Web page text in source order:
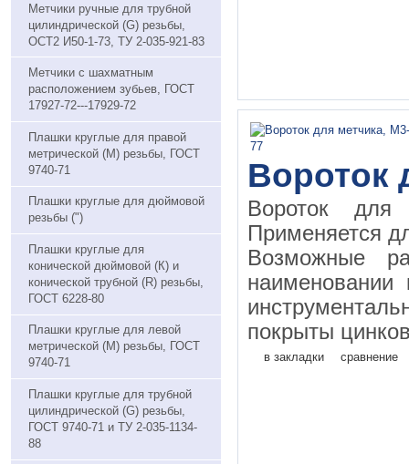
Метчики ручные для трубной
цилиндрической (G) резьбы,
ОСТ2 И50-1-73, ТУ 2-035-921-83
Метчики с шахматным
расположением зубьев, ГОСТ
17927-72---17929-72
Плaшки круглые для правой
метрической (М) резьбы, ГОСТ
9740-71
Плашки круглые для дюймовой
резьбы (")
Плашки круглые для
конической дюймовой (К) и
конической трубной (R) резьбы,
ГОСТ 6228-80
Плашки круглые для левой
метрической (М) резьбы, ГОСТ
9740-71
Плашки круглые для трубной
цилиндрической (G) резьбы,
ГОСТ 9740-71 и ТУ 2-035-1134-
88
Вороток
Вороток
Применяется
Возможные
наименовании
покрыты
в закладки сравнение